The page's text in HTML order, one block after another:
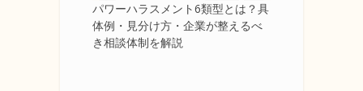
パワーハラスメント6類型とは？具
体例・見分け方・企業が整えるべ
き相談体制を解説